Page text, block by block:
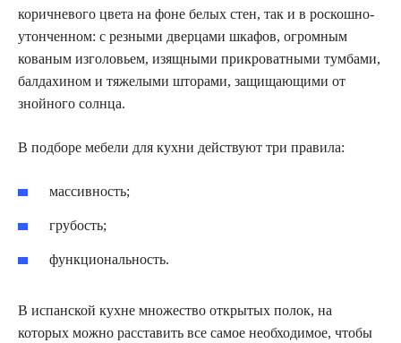
коричневого цвета на фоне белых стен, так и в роскошно-
утонченном: с резными дверцами шкафов, огромным
кованым изголовьем, изящными прикроватными тумбами,
балдахином и тяжелыми шторами, защищающими от
знойного солнца.
В подборе мебели для кухни действуют три правила:
массивность;
грубость;
функциональность.
В испанской кухне множество открытых полок, на
которых можно расставить все самое необходимое, чтобы